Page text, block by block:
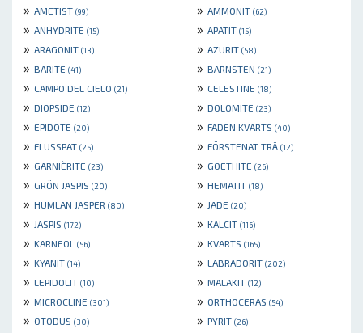
» AMETIST (99) » AMMONIT (62)
» ANHYDRITE (15) » APATIT (15)
» ARAGONIT (13) » AZURIT (58)
» BARITE (41) » BÄRNSTEN (21)
» CAMPO DEL CIELO (21) » CELESTINE (18)
» DIOPSIDE (12) » DOLOMITE (23)
» EPIDOTE (20) » FADEN KVARTS (40)
» FLUSSPAT (25) » FÖRSTENAT TRÄ (12)
» GARNIÈRITE (23) » GOETHITE (26)
» GRÖN JASPIS (20) » HEMATIT (18)
» HUMLAN JASPER (80) » JADE (20)
» JASPIS (172) » KALCIT (116)
» KARNEOL (56) » KVARTS (165)
» KYANIT (14) » LABRADORIT (202)
» LEPIDOLIT (10) » MALAKIT (12)
» MICROCLINE (301) » ORTHOCERAS (54)
» OTODUS (30) » PYRIT (26)